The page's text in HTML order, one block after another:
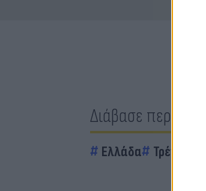
Διάβασε
Ελλάδα Τρένο